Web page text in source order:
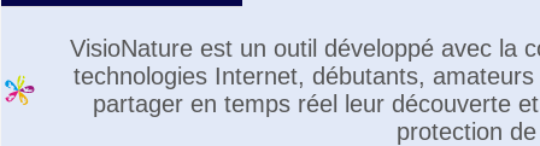
VisioNature est un outil développé avec la
technologies Internet, débutants,
partager en temps réel leur découverte
protection